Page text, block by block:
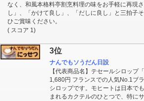
なく、和風本格料亭割烹料理の味をお手軽に再現
し」、「かけて良し」、「だしに良し」と三拍子
ひご賞味ください。
( スコア 1)
3位
ナんでもソうだん日設
【代表商品名】テセールシロップ
1,680円 フランスでの人気No.1ブ
シロップです。モヒートは日本で
まれるカクテルのひとつで、特に